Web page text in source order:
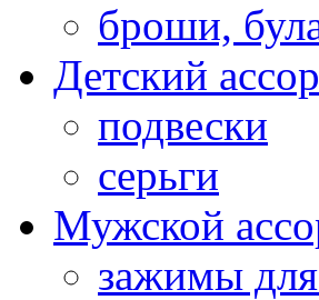
броши,
Детский
подвески
серьги
Мужской
зажимы для